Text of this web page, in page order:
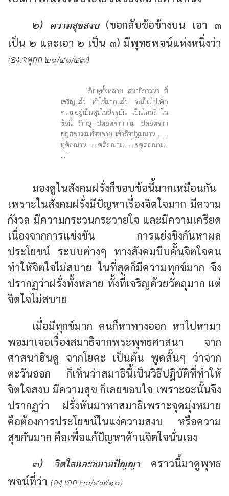
๒) ความสุขสงบ(ขอกลับข้อข้างบน เอา ๓
เป็น ๒ และเอา ๒ เป็น ๓) มีพุทธพจน์แห่งหนึ่งว่า
(องฺ.จตุกฺก ๒๑/๔๑/๕๗)
“ภิกษุทั้งหลาย สมาธิภาวนา ที่
เจริญแล้ว ทำให้มากแล้ว จะเป็นไปเพื่อ
ความอยู่เป็นสุขในปัจจุบัน เป็นไฉน? ใน
ข้อนี้ ภิกษุ ปลอดจากกาม ปลอดจาก
อกุศลธรรมทั้งหลาย เข้าถึงปฐมฌาน . . .
ทุติยฌาน . . . ตติยฌาน . . . จตุตถฌาน .
. .”
มองดูในสังคมฝรั่งก็ชอบข้อนี้มากเหมือนกัน
เพราะในสังคมฝรั่งมีปัญหาเรื่องจิตใจมาก มีความ
กังวล มีความกระวนกระวายใจ และมีความเครียด
เนื่องจากการแข่งขัน การแย่งชิงกันหาผล
ประโยชน์ ระบบต่างๆ ทางสังคมบีบคั้นจิตใจคน
ทำให้จิตใจไม่สบาย ในที่สุดก็มีความทุกข์มาก จึง
ปรากฏว่าฝรั่งทั้งหลาย ทั้งที่เจริญด้วยวัตถุมาก แต่
จิตใจไม่สบาย
เมื่อมีทุกข์มาก คนก็หาทางออก หาไปหามา
พอมาเจอเรื่องสมาธิจากพระพุทธศาสนา จาก
ศาสนาฮินดู จากโยคะ เป็นต้น พูดสั้นๆ ว่าจาก
ตะวันออก ก็เห็นว่าสมาธินี้เป็นวิธีปฏิบัติที่ทำให้
จิตใจสงบ มีความสุข ก็เลยชอบใจ เพราะฉะนั้นจึง
ปรากฏว่า ฝรั่งหันมาหาสมาธิเพราะจุดมุ่งหมาย
คือต้องการประโยชน์ในแง่ความสงบ หรือความ
สุขกันมาก คือเพื่อแก้ปัญหาด้านจิตใจนั่นเอง
๓) จิตใสและขยายปัญญาคราวนี้มาดูพุทธ
พจน์ที่ว่า (องฺ.เอก.๒๐/๔๗/๑๐)